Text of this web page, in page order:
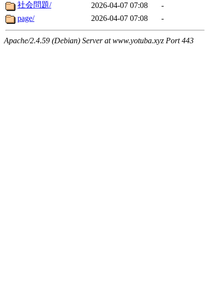
社会問題/
2026-04-07 07:08
-
page/
2026-04-07 07:08 -
Apache/2.4.59 (Debian) Server at www.yotuba.xyz Port 443